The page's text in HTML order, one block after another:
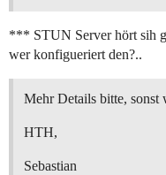
*** STUN Server hört sih
wer konfigueriert den?..
Mehr Details bitte,
HTH,
Sebastian